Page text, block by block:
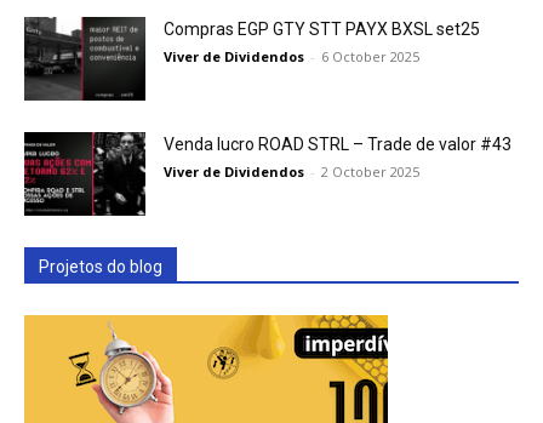
Compras EGP GTY STT PAYX BXSL set25
Viver de Dividendos - 6 October 2025
Venda lucro ROAD STRL – Trade de valor #43
Viver de Dividendos - 2 October 2025
Projetos do blog